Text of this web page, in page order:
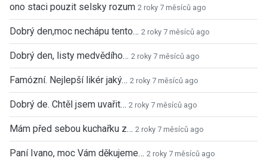
ono staci pouzit selsky rozum 2 roky 7 měsíců ago
Dobrý den,moc nechápu tento… 2 roky 7 měsíců ago
Dobrý den, listy medvědího… 2 roky 7 měsíců ago
Famózní. Nejlepší likér jaký… 2 roky 7 měsíců ago
Dobrý de. Chtěl jsem uvařit… 2 roky 7 měsíců ago
Mám před sebou kuchařku z… 2 roky 7 měsíců ago
Paní Ivano, moc Vám děkujeme… 2 roky 7 měsíců ago